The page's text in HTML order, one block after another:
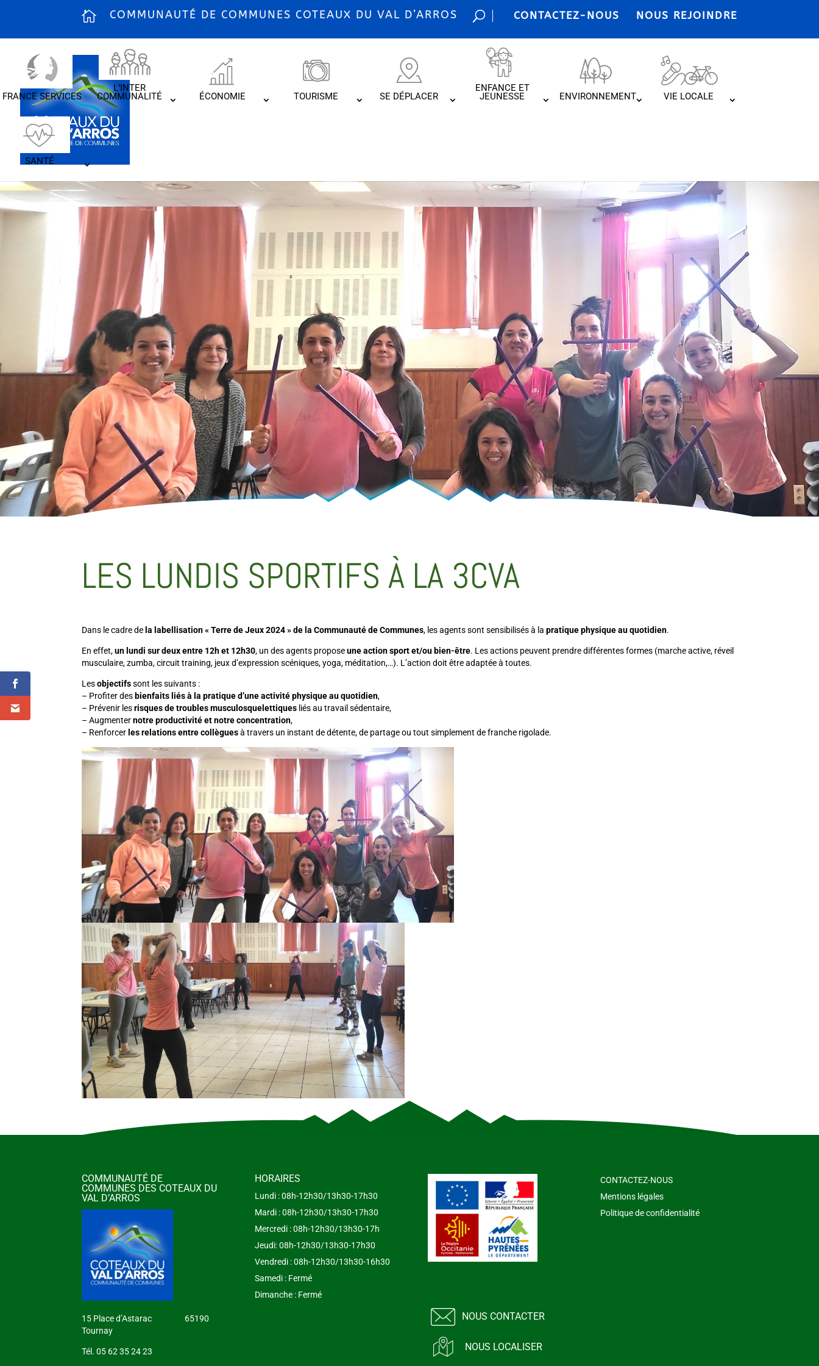
COMMUNAUTÉ DE COMMUNES COTEAUX DU VAL D’ARROS CONTACTEZ-NOUS NOUS REJOINDRE
FRANCE SERVICES
L’INTER
COMMUNALITÉ ÉCONOMIE TOURISME SE DÉPLACER
ENFANCE ET
JEUNESSE ENVIRONNEMENT VIE LOCALE
SANTÉ
LES LUNDIS SPORTIFS À LA 3CVA
LES LUNDIS SPORTIFS À LA 3CVA
Dans le cadre de la labellisation « Terre de Jeux 2024 » de la Communauté de Communes, les agents sont sensibilisés à lapratique physique au quotidien.
En effet,un lundi sur deux entre 12h et 12h30, un des agents proposeune action sport et/ou bien-être. Les actions peuvent prendre différentes formes (marche active, réveil
musculaire, zumba, circuit training, jeux d’expression scéniques, yoga, méditation,…). L’action doit être adaptée à toutes.
Lesobjectifssont les suivants :
– Profiter des bienfaits liés à la pratique d’une activité physique au quotidien,
– Prévenir lesrisques de troubles musculosquelettiques liés au travail sédentaire,
– Augmenternotre productivité et notre concentration,
– Renforcer les relations entre collèguesà travers un instant de détente, de partage ou tout simplement de franche rigolade.
COMMUNAUTÉ DE
COMMUNES DES COTEAUX DU
VAL D’ARROS
15 Place d’Astarac 65190
Tournay
Tél. 05 62 35 24 23
HORAIRES
Lundi : 08h-12h30/13h30-17h30
Mardi : 08h-12h30/13h30-17h30
Mercredi : 08h-12h30/13h30-17h
Jeudi: 08h-12h30/13h30-17h30
Vendredi : 08h-12h30/13h30-16h30
Samedi : Fermé
Dimanche : Fermé
NOUS CONTACTER
NOUS LOCALISER
CONTACTEZ-NOUS
Mentions légales
Politique de confidentialité